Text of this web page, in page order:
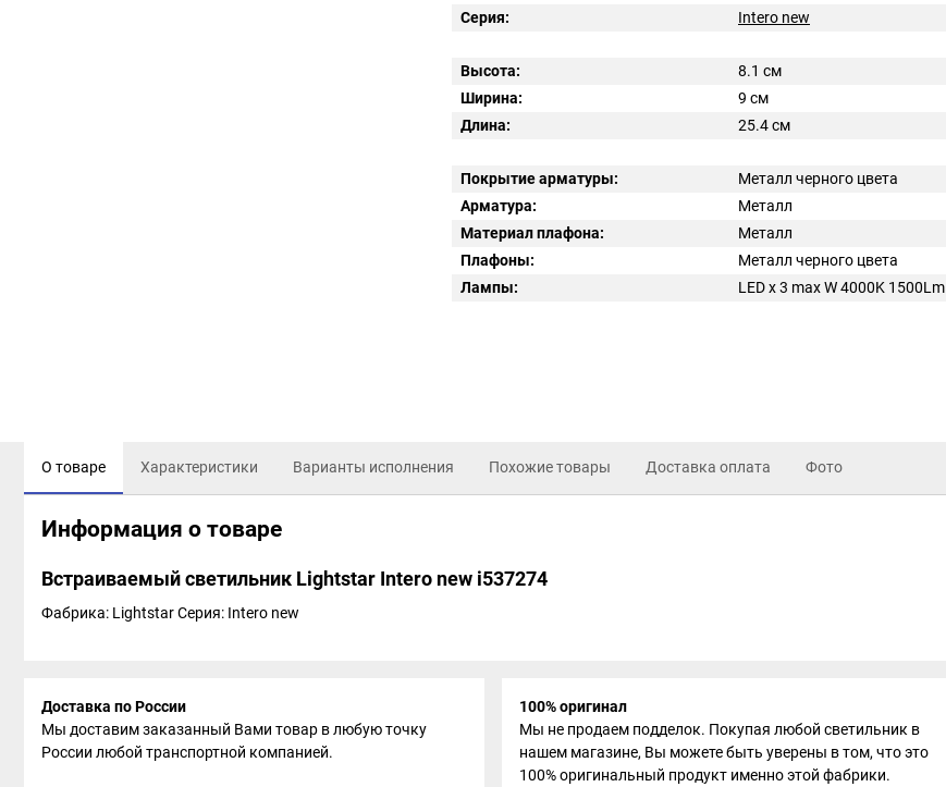
Серия:
Intero new
Высота:
8.1 см
Ширина:
9 см
Длина:
25.4 см
Покрытие арматуры:
Металл черного цвета
Арматура:
Металл
Материал плафона:
Металл
Плафоны:
Металл черного цвета
Лампы:
LED x 3 max W 4000K 1500Lm
О товаре Характеристики Варианты исполнения Похожие товары Доставка оплата Фото
Информация о товаре
Встраиваемый светильник Lightstar Intero new i537274
Фабрика: LightstarСерия: Intero new
Доставка по России
Мы доставим заказанный Вами товар в любую точку
России любой транспортной компанией.
100% оригинал
Мы не продаем подделок. Покупая любой светильник в
нашем магазине, Вы можете быть уверены в том, что это
100% оригинальный продукт именно этой фабрики.